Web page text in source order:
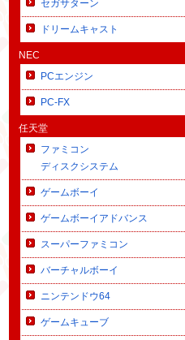
セガサターン
ドリームキャスト
NEC
PCエンジン
PC-FX
任天堂
ファミコン
ディスクシステム
ゲームボーイ
ゲームボーイアドバンス
スーパーファミコン
バーチャルボーイ
ニンテンドウ64
ゲームキューブ